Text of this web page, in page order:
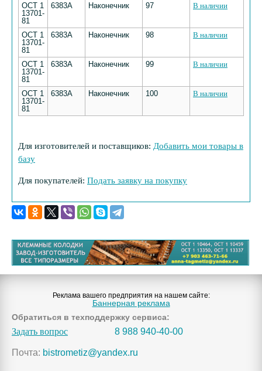
ОСТ 1
13701-
81
6383А Наконечник 97 В наличии
ОСТ 1
13701-
81
6383А Наконечник 98 В наличии
ОСТ 1
13701-
81
6383А Наконечник 99 В наличии
ОСТ 1
13701-
81
6383А Наконечник 100 В наличии
Для изготовителей и поставщиков: Добавить мои товары в
базу
Для покупателей: Подать заявку на покупку
Реклама вашего предприятия на нашем сайте:
Баннерная реклама
Обратиться в техподдержку сервиса:
Задать вопрос 8 988 940-40-00
Почта: bistrometiz@yandex.ru